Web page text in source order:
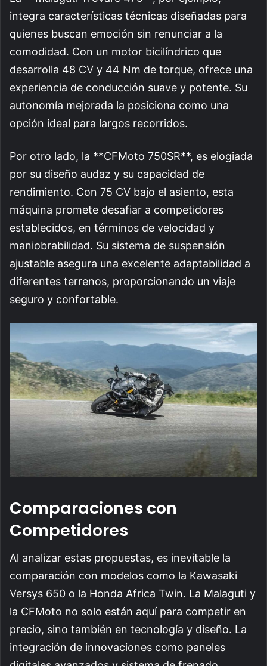
integra características técnicas diseñadas para
quienes buscan emoción sin renunciar a la
comodidad. Con un motor bicilíndrico que
desarrolla 48 CV y 44 Nm de torque, ofrece una
experiencia de conducción suave y potente. Su
autonomía mejorada la posiciona como una
opción ideal para largos recorridos.
Por otro lado, la **CFMoto 750SR**, es elogiada
por su diseño audaz y su capacidad de
rendimiento. Con 75 CV bajo el asiento, esta
máquina promete desafiar a competidores
establecidos, en términos de velocidad y
maniobrabilidad. Su sistema de suspensión
ajustable asegura una excelente adaptabilidad a
diferentes terrenos, proporcionando un viaje
seguro y confortable.
Comparaciones con
Competidores
Al analizar estas propuestas, es inevitable la
comparación con modelos como la Kawasaki
Versys 650 o la Honda Africa Twin. La Malaguti y
la CFMoto no solo están aquí para competir en
precio, sino también en tecnología y diseño. La
integración de innovaciones como paneles